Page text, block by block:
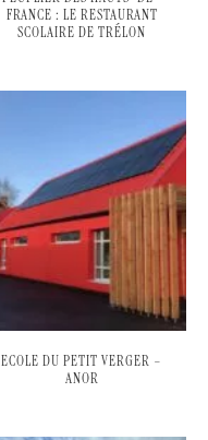
FRANCE : LE RESTAURANT
SCOLAIRE DE TRÉLON
ECOLE DU PETIT VERGER –
ANOR